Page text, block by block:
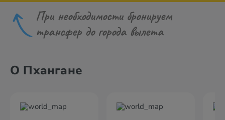
При необходимости бронируем
трансфер до города вылета
О Пхангане